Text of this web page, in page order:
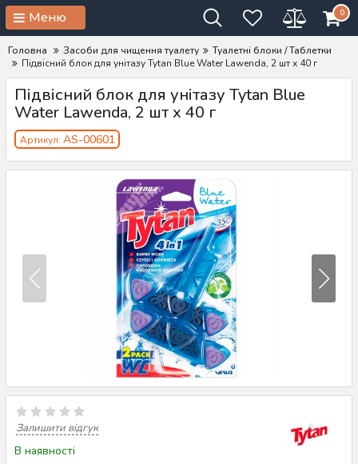
Меню 0
Головна Засоби для чищення туалету
Туалетні блоки / Таблетки
Підвісний блок для унітазу Tytan Blue Water Lawenda, 2 шт х 40 г
Підвісний блок для унітазу Tytan Blue
Water Lawenda, 2 шт х 40 г
Артикул: AS-00601
Залишити відгук
В наявності